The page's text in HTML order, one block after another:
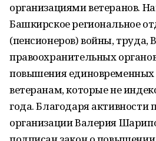
организациями ветеранов.
Башкирское региональное
(пенсионеров) войны, труда,
правоохранительных
повышения
ветеранам, которые не
года. Благодаря активности
организации Валерия